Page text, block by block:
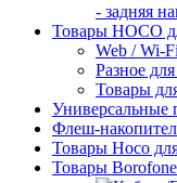
- задняя
Товары HOCO
Web / Wi-
Разное
Товары
Универсальные
Флеш-
Товары Hoco
Товары Borofone